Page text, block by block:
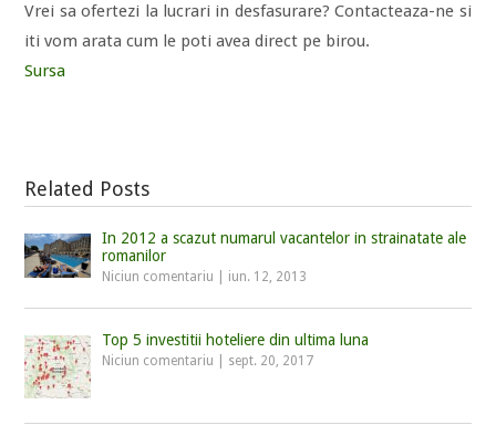
Vrei sa ofertezi la lucrari in desfasurare? Contacteaza-ne si
iti vom arata cum le poti avea direct pe birou.
Sursa
Related Posts
In 2012 a scazut numarul vacantelor in strainatate ale
romanilor
Niciun comentariu iun. 12, 2013
Top 5 investitii hoteliere din ultima luna
Niciun comentariu sept. 20, 2017